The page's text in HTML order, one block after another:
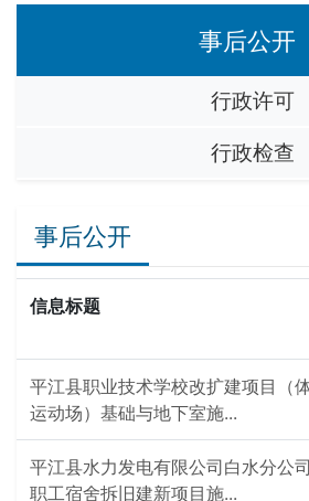
事后公开
行政许可
行政检查
事后公开
信息标题
平江县职业技术学校改扩建项目（体
运动场）基础与地下室施...
平江县水力发电有限公司白水分公
职工宿舍拆旧建新项目施...